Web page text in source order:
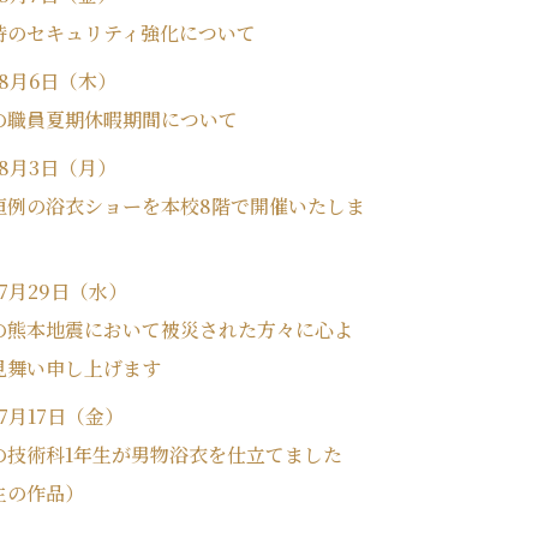
のセキュリティ強化について
6日（木）
職員夏期休暇期間について
3日（月）
例の浴衣ショーを本校8階で開催いたしま
29日（水）
熊本地震において被災された方々に心よ
舞い申し上げます
17日（金）
技術科1年生が男物浴衣を仕立てました
作品）